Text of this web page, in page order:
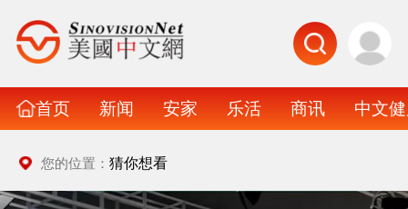
首页 新闻 安家 乐活 商讯 中文
您的位置： 猜你想看